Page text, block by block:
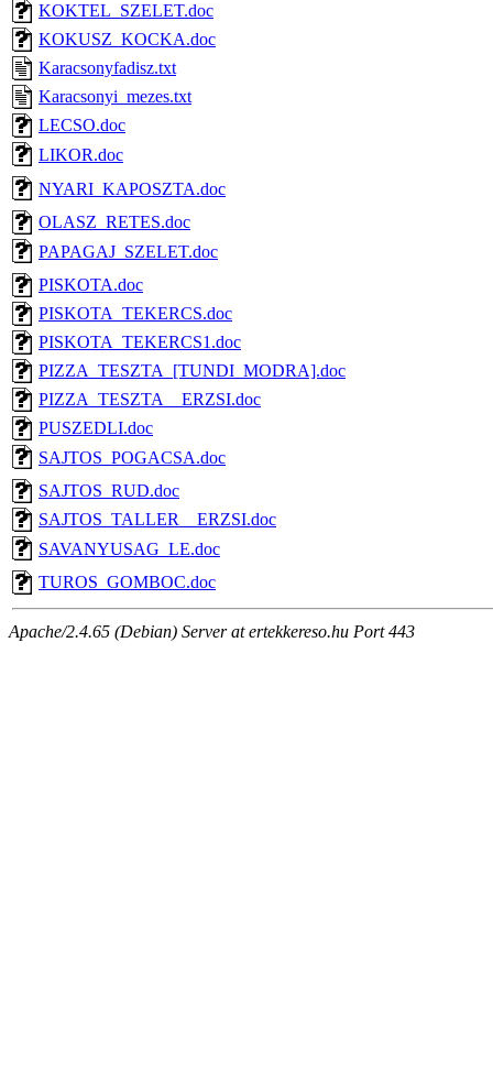
KOKTEL_SZELET.doc
KOKUSZ_KOCKA.doc
Karacsonyfadisz.txt
Karacsonyi_mezes.txt
LECSO.doc
LIKOR.doc
NYARI_KAPOSZTA.doc
OLASZ_RETES.doc
PAPAGAJ_SZELET.doc
PISKOTA.doc
PISKOTA_TEKERCS.doc
PISKOTA_TEKERCS1.doc
PIZZA_TESZTA_[TUNDI_MODRA].doc
PIZZA_TESZTA__ERZSI.doc
PUSZEDLI.doc
SAJTOS_POGACSA.doc
SAJTOS_RUD.doc
SAJTOS_TALLER__ERZSI.doc
SAVANYUSAG_LE.doc
TUROS_GOMBOC.doc
Apache/2.4.65 (Debian) Server at ertekkereso.hu Port 443